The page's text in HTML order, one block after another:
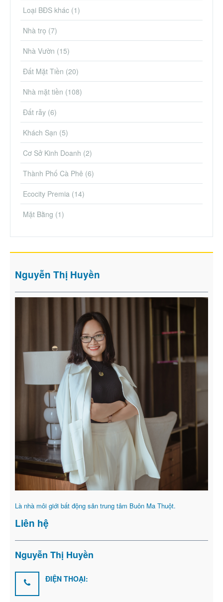
Loại BĐS khác (1)
Nhà trọ (7)
Nhà Vườn (15)
Đất Mặt Tiền (20)
Nhà mặt tiền (108)
Đất rẫy (6)
Khách Sạn (5)
Cơ Sở Kinh Doanh (2)
Thành Phố Cà Phê (6)
Ecocity Premia (14)
Mặt Bằng (1)
Nguyễn Thị Huyền
Là nhà môi giới bất động sản trung tâm Buôn Ma Thuột.
Liên hệ
Nguyễn Thị Huyền
ĐIỆN THOẠI: